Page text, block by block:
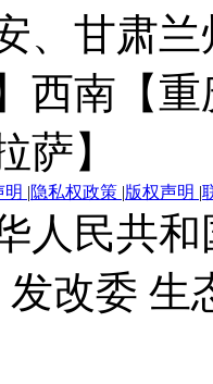
、甘肃
西南【
萨】
明 |隐私权政策 |版权声明 |
人民共
改委 生